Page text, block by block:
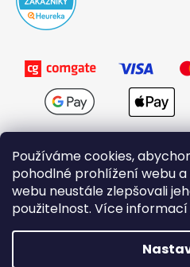
Používáme cookies,
pohodlné prohlížení webu
webu neustále zlepšovali
použitelnost. Více informací